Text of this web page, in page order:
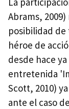
Abrams,
posibilidad
héroe de
desde hace
entretenida
Scott, 2010)
ante el caso